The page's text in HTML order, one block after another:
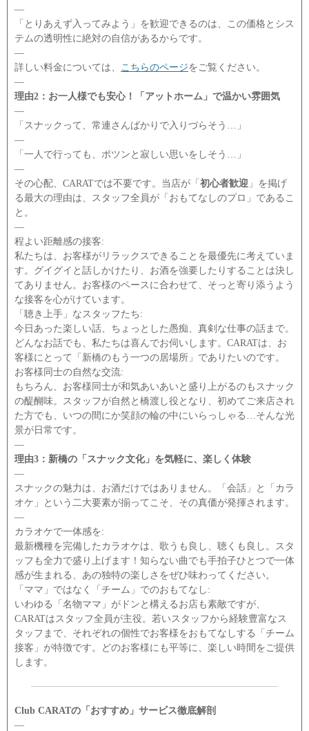
―
「とりあえず入ってみよう」を歓迎できるのは、この価格とシス
テムの透明性に絶対の自信があるからです。
―
詳しい料金については、
こちらのページをご覧ください。
―
理由2：お一人様でも安心！「アットホーム」で温かい雰囲気
―
「スナックって、常連さんばかりで入りづらそう…」
―
「一人で行っても、ポツンと寂しい思いをしそう…」
―
その心配、CARATでは不要です。当店が「 初心者歓迎 」を掲げ
る最大の理由は、スタッフ全員が「おもてなしのプロ」であるこ
と。
―
程よい距離感の接客:
私たちは、お客様がリラックスできることを最優先に考えていま
す。グイグイと話しかけたり、お酒を強要したりすることは決し
てありません。お客様のペースに合わせて、そっと寄り添うよう
な接客を心がけています。
「聴き上手」なスタッフたち:
今日あった楽しい話、ちょっとした愚痴、真剣な仕事の話まで。
どんなお話でも、私たちは喜んでお伺いします。CARATは、お
客様にとって「新橋のもう一つの居場所」でありたいのです。
お客様同士の自然な交流:
もちろん、お客様同士が和気あいあいと盛り上がるのもスナック
の醍醐味。スタッフが自然と橋渡し役となり、初めてご来店され
た方でも、いつの間にか笑顔の輪の中にいらっしゃる…そんな光
景が日常です。
―
理由3：新橋の「スナック文化」を気軽に、楽しく体験
―
スナックの魅力は、お酒だけではありません。「会話」と「カラ
オケ」という二大要素が揃ってこそ、その真価が発揮されます。
―
カラオケで一体感を:
最新機種を完備したカラオケは、歌うも良し、聴くも良し。スタ
ッフも全力で盛り上げます！知らない曲でも手拍子ひとつで一体
感が生まれる、あの独特の楽しさをぜひ味わってください。
「ママ」ではなく「チーム」でのおもてなし:
いわゆる「名物ママ」がドンと構えるお店も素敵ですが、
CARATはスタッフ全員が主役。若いスタッフから経験豊富なス
タッフまで、それぞれの個性でお客様をおもてなしする「チーム
接客」が特徴です。どのお客様にも平等に、楽しい時間をご提供
します。
Club CARATの「おすすめ」サービス徹底解剖
―